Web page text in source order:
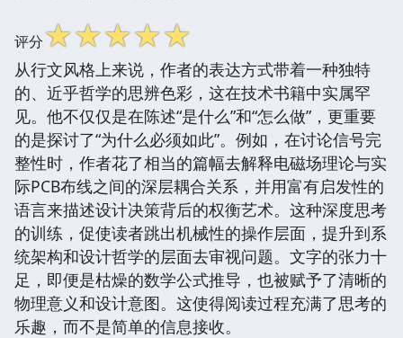
评分☆☆☆☆☆
从行文风格上来说，作者的表达方式带着一种独特
的、近乎哲学的思辨色彩，这在技术书籍中实属罕
见。他不仅仅是在陈述“是什么”和“怎么做”，更重要
的是探讨了“为什么必须如此”。例如，在讨论信号完
整性时，作者花了相当的篇幅去解释电磁场理论与实
际PCB布线之间的深层耦合关系，并用富有启发性的
语言来描述设计决策背后的权衡艺术。这种深度思考
的训练，促使读者跳出机械性的操作层面，提升到系
统架构和设计哲学的层面去审视问题。文字的张力十
足，即便是枯燥的数学公式推导，也被赋予了清晰的
物理意义和设计意图。这使得阅读过程充满了思考的
乐趣，而不是简单的信息接收。